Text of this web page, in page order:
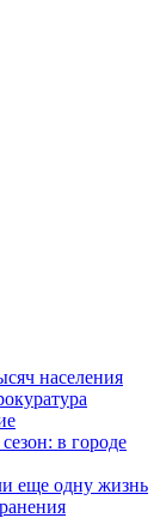
населения
в городе
еще одну жизнь